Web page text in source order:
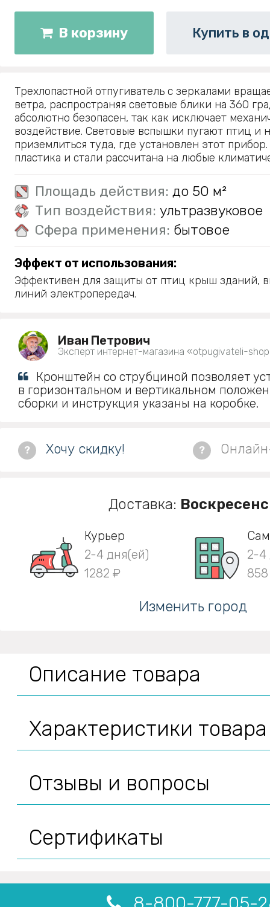
В корзину Купить в
Трехлопастной отпугиватель с зеркалами
ветра, распространяя световые блики на 360
абсолютно безопасен, так как исключает
воздействие. Световые вспышки пугают птиц и
приземлиться туда, где установлен этот
пластика и стали рассчитана на любые
Площадь действия: до 50 м²
Тип воздействия: ультразвуковое
Сфера применения: бытовое
Эффект от использования:
Эффективен для защиты от птиц крыш зданий,
линий электропередач.
Иван Петрович
Эксперт интернет-магазина «otpugivateli-
Кронштейн со струбциной позволяет
в горизонтальном и вертикальном
сборки и инструкция указаны на коробке.
? Хочу скидку! ?
Доставка:
Курьер
2-4 дня(ей)
1282 ₽
2-4
Изменить город
Описание товара
Характеристики товара
Отзывы и вопросы
Сертификаты